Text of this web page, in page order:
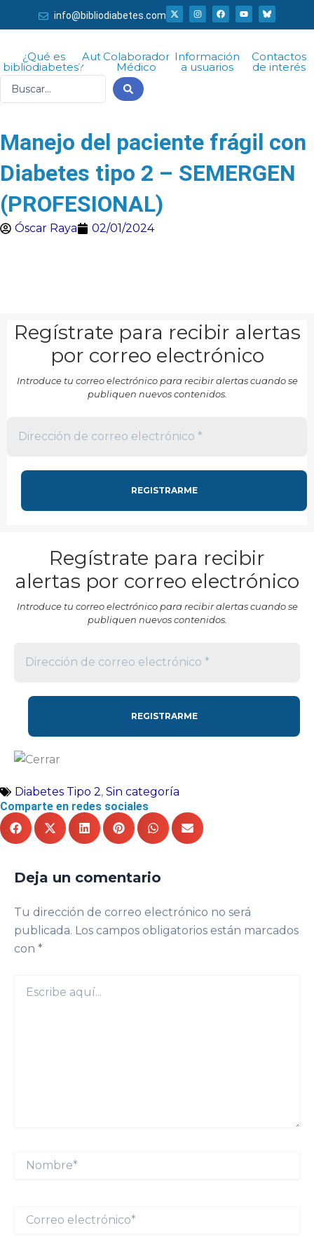
al
info@bibliodiabetes.com
X
-
t
t
t
I
n
s
r
a
F
a
c
o
o
k
Y
o
u
¿Qué es
bibliodiabetes?
AutorColaborador
Médico
Información
a usuarios
Contactos
de interés
Manejo del paciente frágil con
Diabetes tipo 2 – SEMERGEN
(PROFESIONAL)
Óscar Raya 02/01/2024
Regístrate para recibir alertas
por correo electrónico
Introduce tu correo electrónico para recibir alertas cuando se
publiquen nuevos contenidos.
Regístrate para recibir
alertas por correo electrónico
Introduce tu correo electrónico para recibir alertas cuando se
publiquen nuevos contenidos.
Diabetes Tipo 2, Sin categoría
Comparte en redes sociales
Deja un comentario
Tu dirección de correo electrónico no será
publicada. Los campos obligatorios están marcados
con *
aquí...
Nombre*
electrónico*